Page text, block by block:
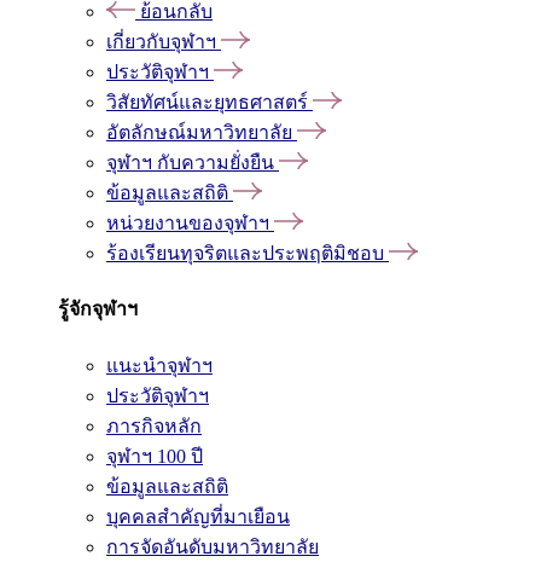
ย้อนกลับ
เกี่ยวกับจุฬาฯ
ประวัติจุฬาฯ
วิสัยทัศน์และยุทธศาสตร์
อัตลักษณ์มหาวิทยาลัย
จุฬาฯ กับความยั่งยืน
ข้อมูลและสถิติ
หน่วยงานของจุฬาฯ
ร้องเรียนทุจริตและประพฤติมิชอบ
รู้จักจุฬาฯ
แนะนำจุฬาฯ
ประวัติจุฬาฯ
ภารกิจหลัก
จุฬาฯ 100 ปี
ข้อมูลและสถิติ
บุคคลสำคัญที่มาเยือน
การจัดอันดับมหาวิทยาลัย